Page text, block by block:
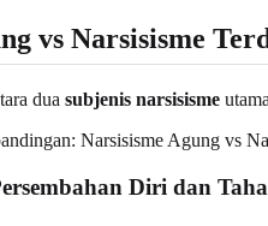
vs Narsisisme
dua subjenis narsisisme
Diri dan